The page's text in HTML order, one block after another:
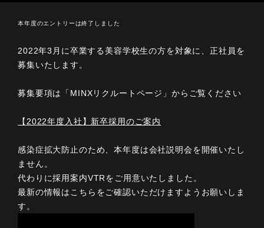
本年度のエントリーは終了しました
2022年3月に卒業する美容学校生の方を対象に、正社員を
募集いたします。
募集要項は「MINXリクルートページ」からご覧ください
【2022年度入社】新卒採用のご案内
感染症拡大防止のため、本年度は会社説明会を開催いたし
ません。
代わりに採用案内VTRをご用意いたしました。
最新の情報はこちらをご確認いただけますようお願いしま
す。